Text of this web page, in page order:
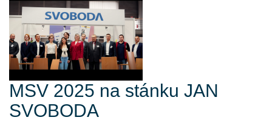
MSV 2025 na stánku JAN
SVOBODA